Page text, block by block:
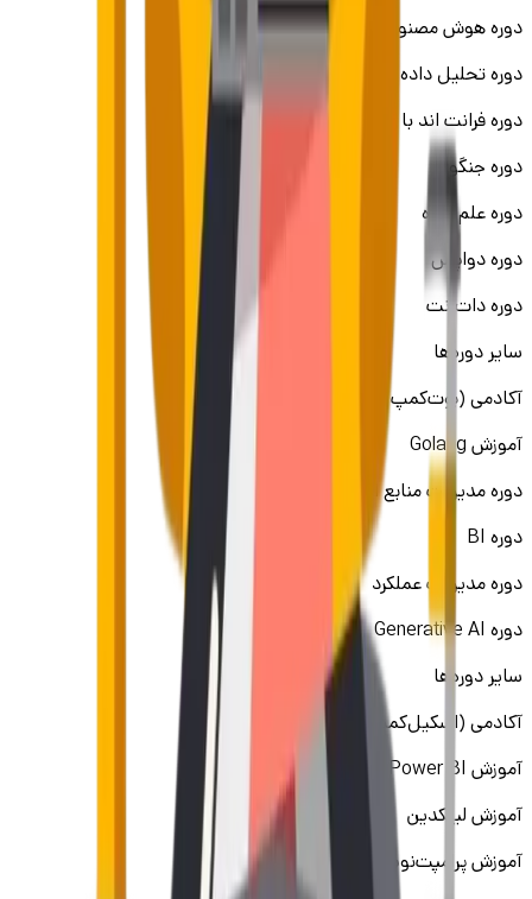
دوره هوش مصنوعی (AI)
دوره تحلیل داده
دوره فرانت اند با ری‌اکت
دوره جنگو
دوره علم داده
دوره دواپس
دوره دات نت
سایر دوره‌ها
آکادمی (بوت‌کمپ پرو)
آموزش Golang
دوره مدیریت منابع انسانی
دوره BI
دوره مدیریت عملکرد
دوره Generative AI
سایر دوره‌ها
آکادمی (اسکیل‌کمپ)
آموزش Power BI
آموزش لینکدین
آموزش پرامپت‌نویسی